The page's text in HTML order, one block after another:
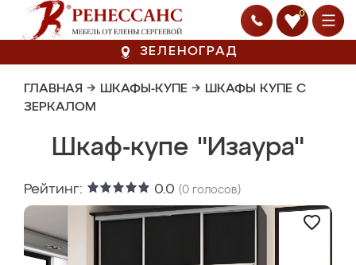
0
ЗЕЛЕНОГРАД
ГЛАВНАЯ → ШКАФЫ-КУПЕ → ШКАФЫ КУПЕ С
ЗЕРКАЛОМ
Шкаф-купе "Изаура"
Рейтинг: 0.0 (0 голосов)